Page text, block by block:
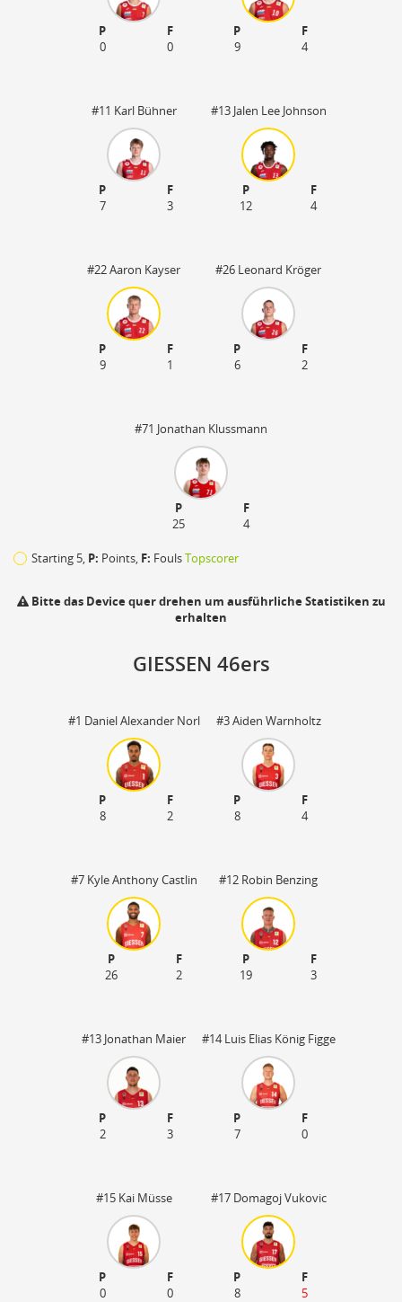
P
F
0
0
P
F
9
4
#11 Karl Bühner
P
F
7
3
#13 Jalen Lee Johnson
P
F
12
4
#22 Aaron Kayser
P
F
9
1
#26 Leonard Kröger
P
F
6
2
#71 Jonathan Klussmann
P
F
25
4
Starting 5, P: Points, F: FoulsTopscorer
Bitte das Device quer drehen um ausführliche Statistiken zu
erhalten
GIESSEN 46ers
#1 Daniel Alexander Norl
P
F
8
2
#3 Aiden Warnholtz
P
F
8
4
#7 Kyle Anthony Castlin
P
F
26
2
#12 Robin Benzing
P
F
19
3
#13 Jonathan Maier
P
F
2
3
#14 Luis Elias König Figge
P
F
7
0
#15 Kai Müsse
P
F
0
0
#17 Domagoj Vukovic
P
F
8
5